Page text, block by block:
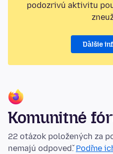
podozrivú aktivitu
Ďalšie
Komunitné
22 otázok položených za
nemajú odpoveď.Poďme